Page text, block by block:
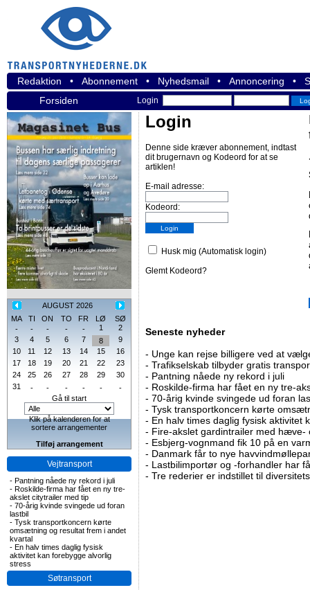
Redaktion • Abonnement • Nyhedsmail • Annoncering •
Forsiden
Login
AUGUST 2026
MA
TI ON TO FR LØ
SØ
-
- - - - 1
2
3
4 5 6 7 8
9
10
11 12 13 14 15
16
17
18 19 20 21 22
23
24
25 26 27 28 29
30
31
- - - - -
-
Gå til start
Klik på kalenderen for at
sortere arrangementer
Tilføj arrangement
Vejtransport
- Pantning nåede ny rekord i juli
- Roskilde-firma har fået en ny tre-
akslet citytrailer med tip
- 70-årig kvinde svingede ud foran
lastbil
- Tysk transportkoncern kørte
omsætning og resultat frem i andet
kvartal
- En halv times daglig fysisk
aktivitet kan forebygge alvorlig
stress
Søtransport
Login
Denne side kræver abonnement, indtast
dit brugernavn og Kodeord for at se
artiklen!
E-mail adresse:
Kodeord:
Husk mig (Automatisk login)
Glemt Kodeord?
Seneste nyheder
- Unge kan rejse billigere ved at
- Trafikselskab tilbyder gratis
- Pantning nåede ny rekord i juli
- Roskilde-firma har fået en ny tre-
- 70-årig kvinde svingede ud foran
- Tysk transportkoncern kørte
- En halv times daglig fysisk aktivitet
- Fire-akslet gardintrailer med hæve-
- Esbjerg-vognmand fik 10 på en
- Danmark får to nye
- Lastbilimportør og -forhandler har
- Tre rederier er indstillet til